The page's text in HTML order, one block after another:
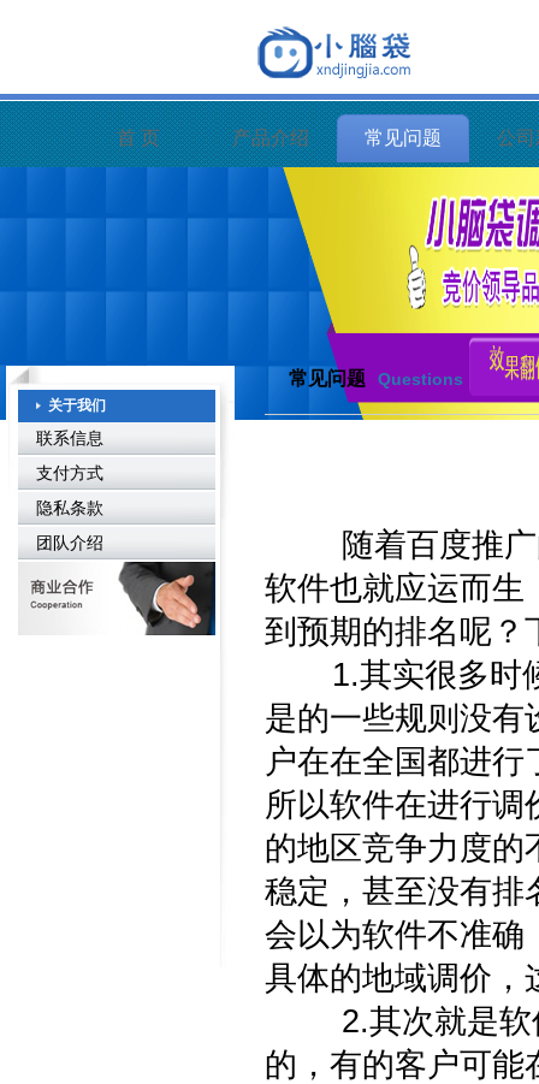
首 页 产品介绍 常见问题 公
关于我们
联系信息
支付方式
隐私条款
团队介绍
常见问题 Questions
随着百度推广的
软件也就应运而生
到预期的排名呢？
1.其实很多时候
是的一些规则没有
户在在全国都进
所以软件在进行调
的地区竞争力度的
稳定，甚至没有排
会以为软件不准确
具体的地域调价，
2.其次就是软件
的，有的客户可能